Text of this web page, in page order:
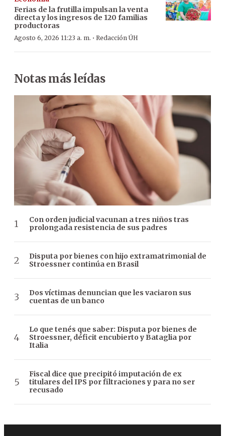
Ferias de la frutilla impulsan la venta
directa y los ingresos de 120 familias
productoras
Agosto 6, 2026 11:23 a. m. · Redacción ÚH
Notas más leídas
Con orden judicial vacunan a tres niños tras
prolongada resistencia de sus padres
Disputa por bienes con hijo extramatrimonial de
Stroessner continúa en Brasil
Dos víctimas denuncian que les vaciaron sus
cuentas de un banco
Lo que tenés que saber: Disputa por bienes de
Stroessner, déficit encubierto y Bataglia por
Italia
Fiscal dice que precipitó imputación de ex
titulares del IPS por filtraciones y para no ser
recusado